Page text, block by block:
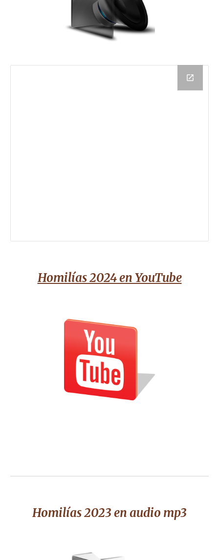
Homilías 2024 en YouTube
Homilías 2023 en audio mp3